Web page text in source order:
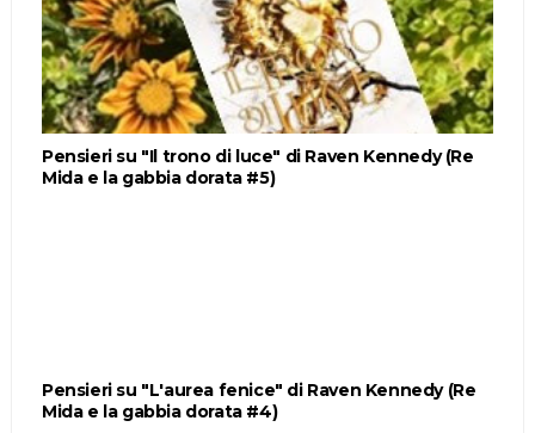
Pensieri su "Il trono di luce" di Raven Kennedy (Re
Mida e la gabbia dorata #5)
Pensieri su "L'aurea fenice" di Raven Kennedy (Re
Mida e la gabbia dorata #4)